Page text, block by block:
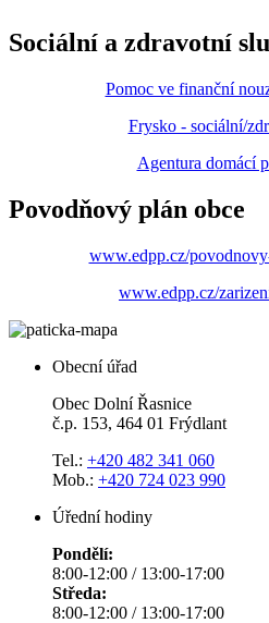
Sociální a zdravotní
Pomoc ve finanční
Frysko - sociální/
Agentura domácí
Povodňový plán obce
www.edpp.cz/
www.edpp.cz/
Obecní úřad
Obec Dolní Řasnice
č.p. 153, 464 01 Frýdlant
Tel.: +420 482 341 060
Mob.: +420 724 023 990
Úřední hodiny
Pondělí:
8:00-12:00 / 13:00-17:00
Středa:
8:00-12:00 / 13:00-17:00